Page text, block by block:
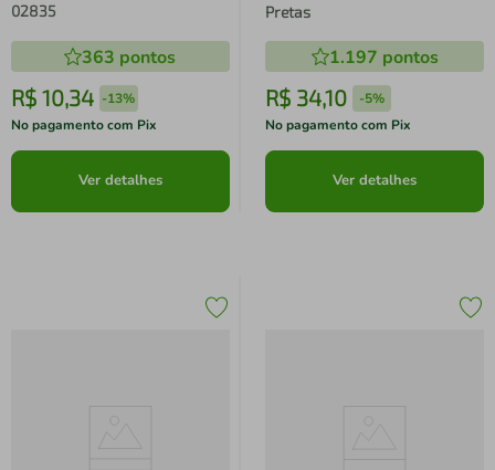
02835
363 pontos
R$ 10,34 -13%
No pagamento com Pix
Ver detalhes
Pretas
1.197 pontos
R$ 34,10 -5%
No pagamento com Pix
Ver detalhes